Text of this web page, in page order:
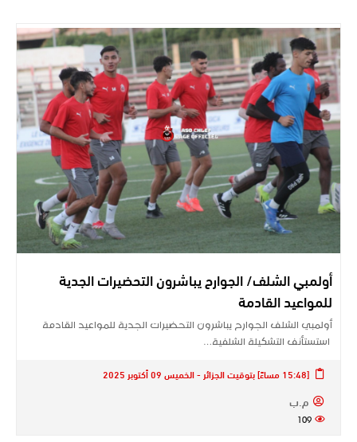
أولمبي الشلف/ الجوارح يباشرون التحضيرات الجدية
للمواعيد القادمة
أولمبي الشلف الجوارح يباشرون التحضيرات الجدية للمواعيد القادمة
استستأنف التشكيلة الشلفية…
[15:48 مساءً] بتوقيت الجزائر - الخميس 09 أكتوبر 2025
م.ب
109